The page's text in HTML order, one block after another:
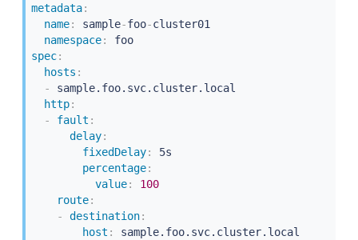
metadata:
name: sample-foo-cluster01
namespace:
foo
spec:
hosts :
-
sample.foo.svc.cluster.local
http:
-
fault :
delay:
fixedDelay:
5s
percentage:
value:
100
route:
-
destination:
host :
sample.foo.svc.cluster.local